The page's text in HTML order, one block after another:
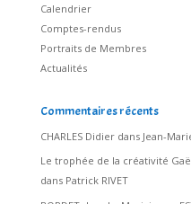
Calendrier
Comptes-rendus
Portraits de Membres
Actualités
Commentaires récents
CHARLES Didierdans Jean-
Le trophée de la créativité
dans Patrick RIVET